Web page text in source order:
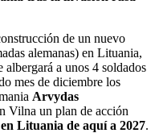
de un nuevo
alemanas) en Lituania,
a unos 4 soldados
mes de diciembre los
Arvydas
Vilna un plan de acción
Lituania de aquí a 2027.